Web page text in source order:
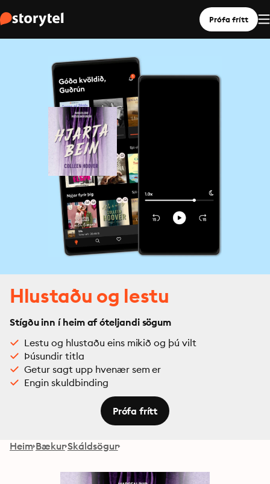
Prófa frítt
Hlustaðu og lestu
Stígðu inn í heim af óteljandi sögum
Lestu og hlustaðu eins mikið og þú vilt
Þúsundir titla
Getur sagt upp hvenær sem er
Engin skuldbinding
Prófa frítt
Heim Bækur Skáldsögur